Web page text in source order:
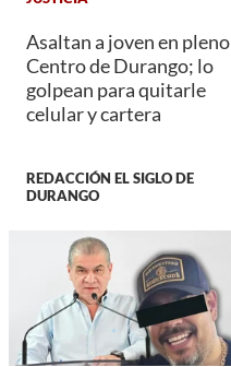
Asaltan a joven en pleno
Centro de Durango; lo
golpean para quitarle
celular y cartera
REDACCIÓN EL SIGLO DE
DURANGO